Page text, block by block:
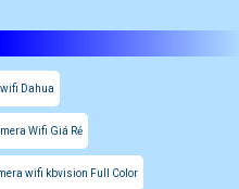
Dahua
Wifi Giá Rẻ
wifi kbvision Full Color